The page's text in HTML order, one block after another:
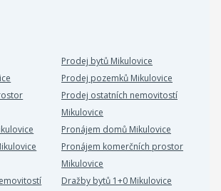
Prodej bytů Mikulovice
Prodej pozemků Mikulovice
Prodej ostatních nemovitostí
Mikulovice
Pronájem domů Mikulovice
Pronájem komerčních prostor
Mikulovice
Dražby bytů 1+0 Mikulovice